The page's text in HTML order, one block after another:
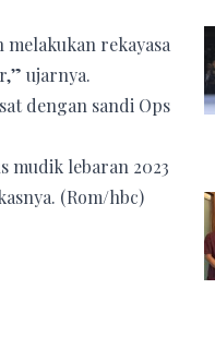
rekayasa
ujarnya.
dengan sandi Ops
mudik lebaran 2023
(Rom/hbc)